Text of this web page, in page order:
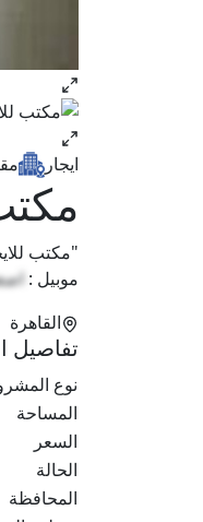
ايجار
مكتب
موبيل :
القاهرة
تفاصيل
نوع
المساحة
السعر
الحالة
المحافظة